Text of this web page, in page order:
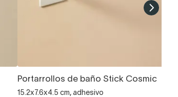
Portarrollos de baño Stick Cosmic
15.2x7.6x4.5 cm, adhesivo